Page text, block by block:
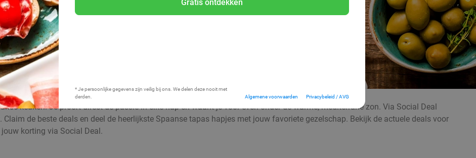
Gratis ontdekken
* Je persoonlijke gegevens zijn veilig bij ons. We delen deze nooit met
derden.
Algemene voorwaarden Privacybeleid / AVG
keuken. Je proeft direct de passie in elke hap en waant je voor even onder de warme, mediterrane zon. Via Social Deal
de beste deals en deel de heerlijkste Spaanse tapas hapjes met jouw favoriete gezelschap. Bekijk de actuele deals voor
korting via Social Deal.